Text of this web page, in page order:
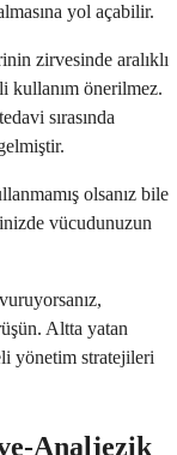
yol açabilir.
zirvesinde aralıklı
kullanım önerilmez.
sırasında
olsanız bile
vücudunuzun
Altta yatan
yönetim stratejileri
Analjezik